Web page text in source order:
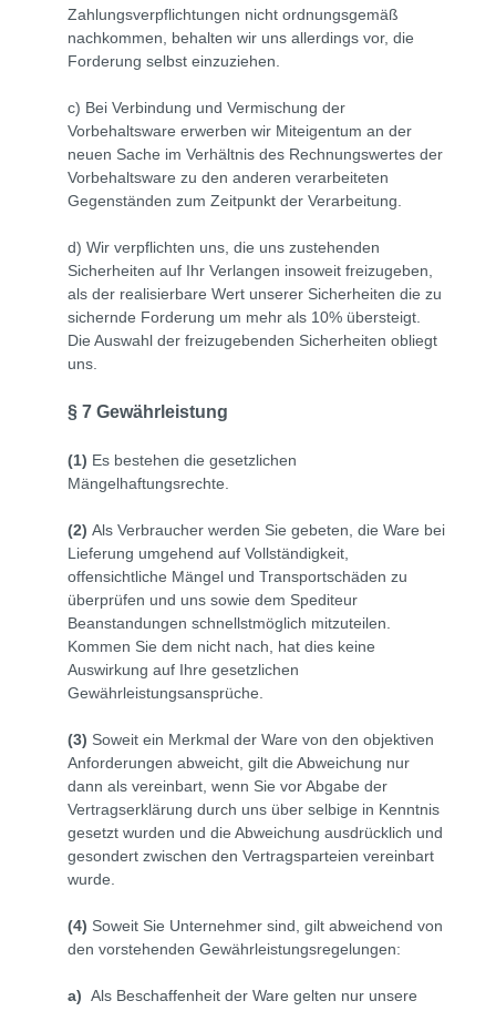
Zahlungsverpflichtungen nicht ordnungsgemäß
nachkommen, behalten wir uns allerdings vor, die
Forderung selbst einzuziehen.
c) Bei Verbindung und Vermischung der
Vorbehaltsware erwerben wir Miteigentum an der
neuen Sache im Verhältnis des Rechnungswertes der
Vorbehaltsware zu den anderen verarbeiteten
Gegenständen zum Zeitpunkt der Verarbeitung.
d) Wir verpflichten uns, die uns zustehenden
Sicherheiten auf Ihr Verlangen insoweit freizugeben,
als der realisierbare Wert unserer Sicherheiten die zu
sichernde Forderung um mehr als 10% übersteigt.
Die Auswahl der freizugebenden Sicherheiten obliegt
uns.
§ 7 Gewährleistung
(1) Es bestehen die gesetzlichen
Mängelhaftungsrechte.
(2) Als Verbraucher werden Sie gebeten, die Ware bei
Lieferung umgehend auf Vollständigkeit,
offensichtliche Mängel und Transportschäden zu
überprüfen und uns sowie dem Spediteur
Beanstandungen schnellstmöglich mitzuteilen.
Kommen Sie dem nicht nach, hat dies keine
Auswirkung auf Ihre gesetzlichen
Gewährleistungsansprüche.
(3) Soweit ein Merkmal der Ware von den objektiven
Anforderungen abweicht, gilt die Abweichung nur
dann als vereinbart, wenn Sie vor Abgabe der
Vertragserklärung durch uns über selbige in Kenntnis
gesetzt wurden und die Abweichung ausdrücklich und
gesondert zwischen den Vertragsparteien vereinbart
wurde.
(4) Soweit Sie Unternehmer sind, gilt abweichend von
den vorstehenden Gewährleistungsregelungen:
a) Als Beschaffenheit der Ware gelten nur unsere